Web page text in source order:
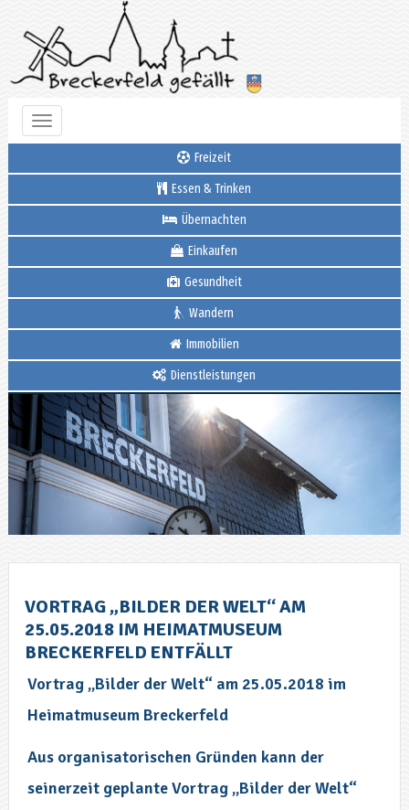
Toggle
navigation
Freizeit
Essen & Trinken
Übernachten
Einkaufen
Gesundheit
Wandern
Immobilien
Dienstleistungen
VORTRAG „BILDER DER WELT“ AM
25.05.2018 IM HEIMATMUSEUM
BRECKERFELD ENTFÄLLT
Vortrag „Bilder der Welt“ am 25.05.2018 im
Heimatmuseum Breckerfeld
Aus organisatorischen Gründen kann der
seinerzeit geplante Vortrag „Bilder der Welt“